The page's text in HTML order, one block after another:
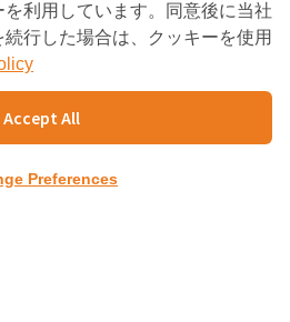
名（日本語表記)
社
内容
利用しています。同意後に当社
行した場合は、クッキーを使用
Accept All
Preferences